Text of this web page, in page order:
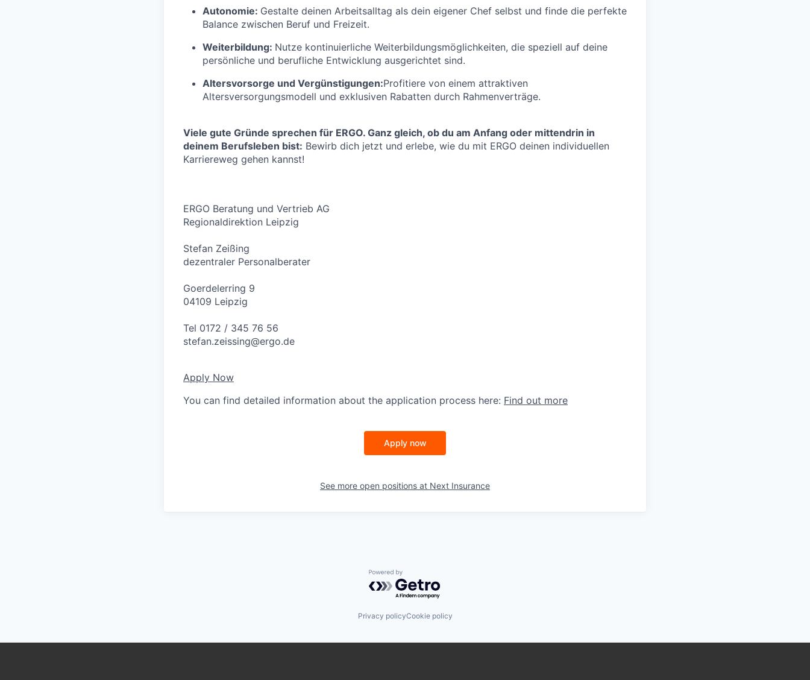
Autonomie: Gestalte deinen Arbeitsalltag als dein eigener Chef selbst und finde die perfekte
Balance zwischen Beruf und Freizeit.
Weiterbildung: Nutze kontinuierliche Weiterbildungsmöglichkeiten, die speziell auf deine
persönliche und berufliche Entwicklung ausgerichtet sind.
Altersvorsorge und Vergünstigungen:Profitiere von einem attraktiven
Altersversorgungsmodell und exklusiven Rabatten durch Rahmenverträge.
Viele gute Gründe sprechen für ERGO. Ganz gleich, ob du am Anfang oder mittendrin in
deinem Berufsleben bist: Bewirb dich jetzt und erlebe, wie du mit ERGO deinen individuellen
Karriereweg gehen kannst!
ERGO Beratung und Vertrieb AG
Regionaldirektion Leipzig
Stefan Zeißing
dezentraler Personalberater
Goerdelerring 9
04109 Leipzig
Tel 0172 / 345 76 56
stefan.zeissing@ergo.de
Apply Now
You can find detailed information about the application process here: Find out more
Apply now
See more open positions at Next Insurance
Powered by Getro.com
Privacy policyCookie policy